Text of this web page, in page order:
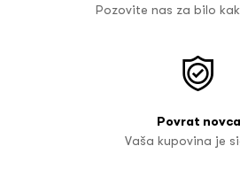
Pozovite nas za bilo
Povrat novca
Vaša kupovina je